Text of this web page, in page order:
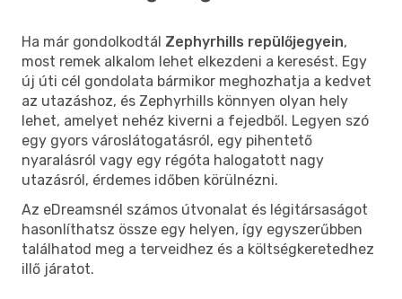
Ha már gondolkodtál Zephyrhills repülőjegyein,
most remek alkalom lehet elkezdeni a keresést. Egy
új úti cél gondolata bármikor meghozhatja a kedvet
az utazáshoz, és Zephyrhills könnyen olyan hely
lehet, amelyet nehéz kiverni a fejedből. Legyen szó
egy gyors városlátogatásról, egy pihentető
nyaralásról vagy egy régóta halogatott nagy
utazásról, érdemes időben körülnézni.
Az eDreamsnél számos útvonalat és légitársaságot
hasonlíthatsz össze egy helyen, így egyszerűbben
találhatod meg a terveidhez és a költségkeretedhez
illő járatot.